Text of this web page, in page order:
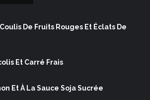
De Fruits Rouges Et Éclats De
Et Carré Frais
Et À La Sauce Soja Sucrée